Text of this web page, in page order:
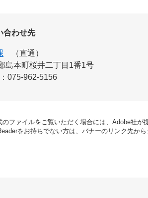
合わせ先
直通
島本町桜井二丁目1番1号
075-962-5156
のファイルをご覧いただく場合には、Adobe社が
をお持ちでない方は、バナーのリンク先か